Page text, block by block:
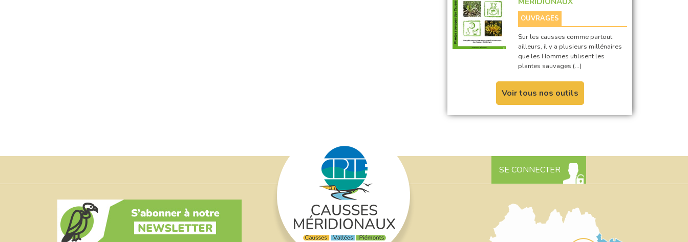
OUVRAGES
Sur les causses comme partout
ailleurs, il y a plusieurs millénaires
que les Hommes utilisent les
plantes sauvages (…)
Voir tous nos outils
SE CONNECTER